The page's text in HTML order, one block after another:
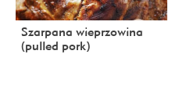
Szarpana wieprzowina
(pulled pork)